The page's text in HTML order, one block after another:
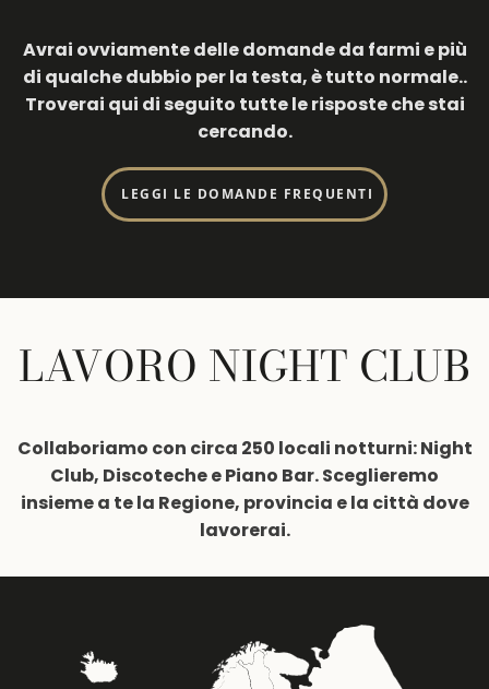
Avrai ovviamente delle domande da farmi e più
di qualche dubbio per la testa, è tutto normale..
Troverai qui di seguito tutte le risposte che stai
cercando.
LEGGI LE DOMANDE FREQUENTI
LAVORO NIGHT CLUB
Collaboriamo con circa 250 locali notturni: Night
Club, Discoteche e Piano Bar. Sceglieremo
insieme a te la Regione, provincia e la città dove
lavorerai.